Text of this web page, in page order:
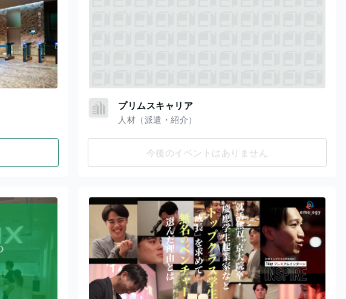
プリムスキャリア
人材（派遣・紹介）
今後のイベントはありません